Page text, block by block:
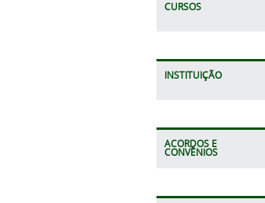
CURSOS
INSTITUIÇÃO
ACORDOS E
CONVÊNIOS